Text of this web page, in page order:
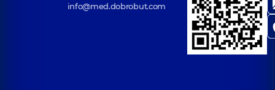
info@med.dobrobut.com